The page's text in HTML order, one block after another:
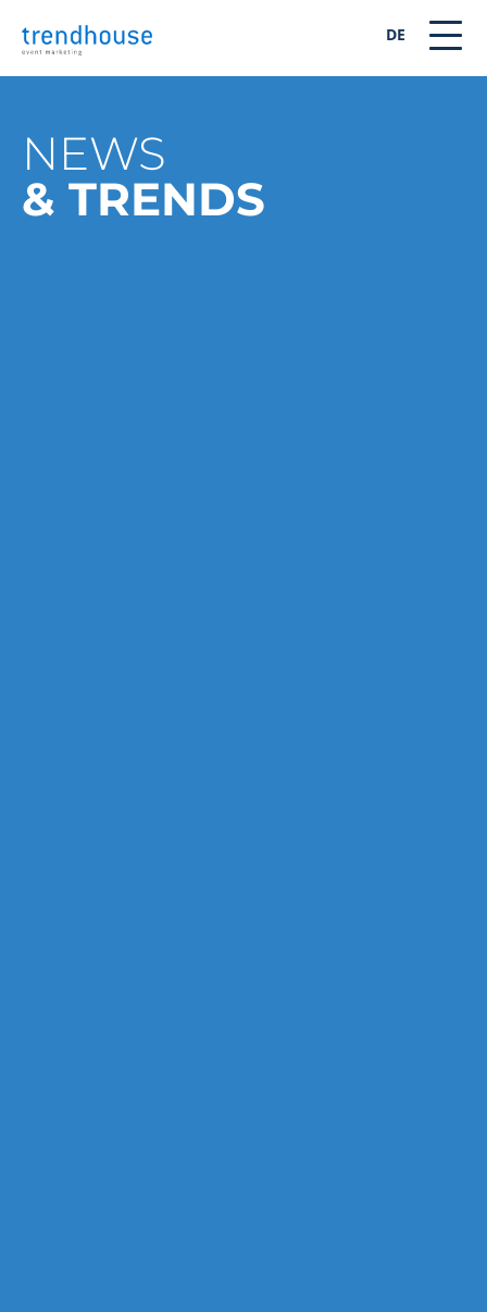
DE
NEWS
& TRENDS